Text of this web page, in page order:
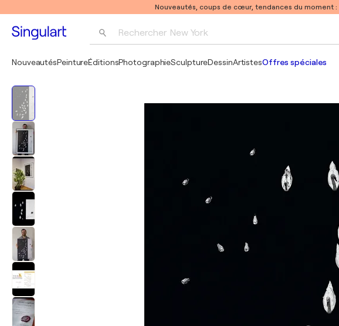
Nouveautés, coups de cœur, tendances du moment :
Rechercher New York
Pablo Picasso
NouveautésPeintureÉditionsPhotographieSculptureDessinArtistesOffres spéciales